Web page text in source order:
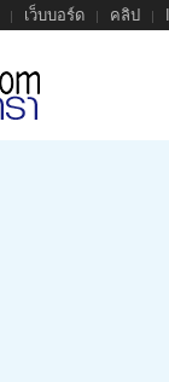
เว็บบอร์ด คลิป